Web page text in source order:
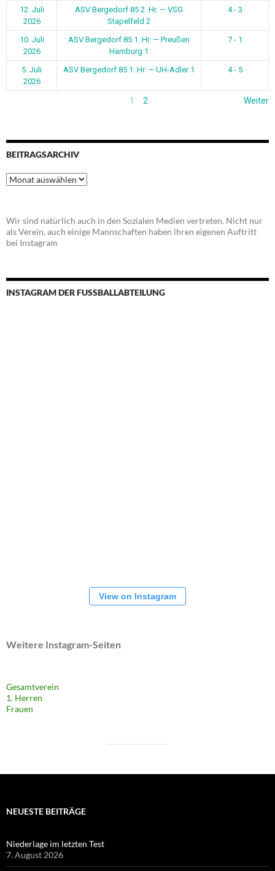
12. Juli
2026
ASV Bergedorf 85 2. Hr. — VSG
Stapelfeld 2
4 - 3
10. Juli
2026
ASV Bergedorf 85 1. Hr. — Preußen
Hamburg 1
7 - 1
5. Juli
2026
ASV Bergedorf 85 1. Hr. — UH-Adler 1 4 - 5
1 2 Weiter
BEITRAGSARCHIV
Beitragsarchiv
Wir sind natürlich auch in den Sozialen Medien vertreten. Nicht nur
als Verein, auch einige Mannschaften haben ihren eigenen Auftritt
bei Instagram
INSTAGRAM DER FUSSBALLABTEILUNG
View on Instagram
Weitere Instagram-Seiten
Gesamtverein
1. Herren
Frauen
NEUESTE BEITRÄGE
Niederlage im letzten Test
7. August 2026